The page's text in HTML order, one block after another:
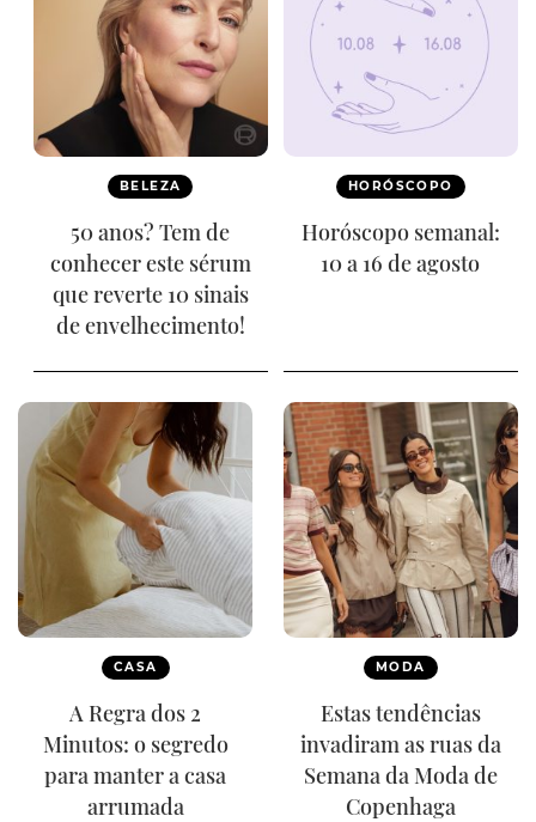
BELEZA
50 anos? Tem de
conhecer este sérum
que reverte 10 sinais
de envelhecimento!
HORÓSCOPO
Horóscopo semanal:
10 a 16 de agosto
CASA
A Regra dos 2
Minutos: o segredo
para manter a casa
arrumada
MODA
Estas tendências
invadiram as ruas da
Semana da Moda de
Copenhaga